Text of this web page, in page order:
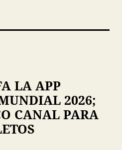
LA APP
2026;
CANAL PARA